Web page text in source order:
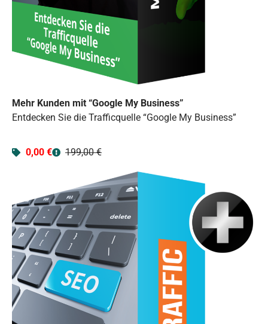
Mehr Kunden mit “Google My Business”
Entdecken Sie die Trafficquelle “Google My Business”
0,00 € 199,00 €